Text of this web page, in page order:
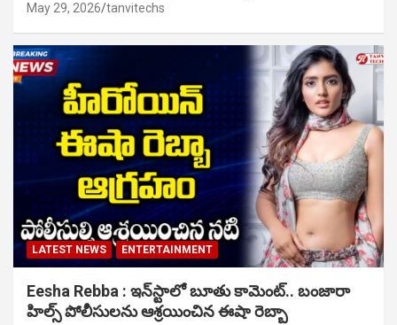
May 29, 2026 tanvitechs
LATEST NEWS ENTERTAINMENT
Eesha Rebba : ఇన్‌స్టాలో బూతు కామెంట్.. బంజారా
హిల్స్ పోలీసులను ఆశ్రయించిన ఈషా రెబ్బా